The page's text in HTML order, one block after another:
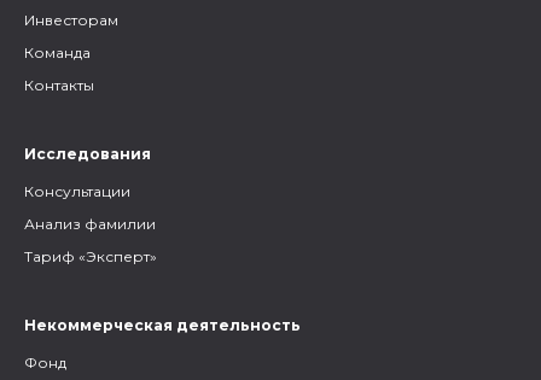
Инвесторам
Команда
Контакты
Исследования
Консультации
Анализ фамилии
Тариф «Эксперт»
Некоммерческая деятельность
Фонд